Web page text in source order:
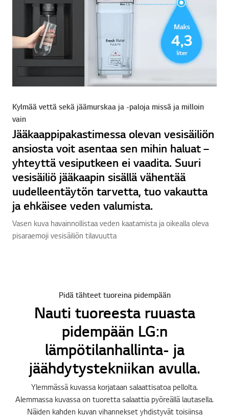
Kylmää vettä sekä jäämurskaa ja -paloja missä ja milloin
vain
Jääkaappipakastimessa olevan vesisäiliön
ansiosta voit asentaa sen mihin haluat –
yhteyttä vesiputkeen ei vaadita. Suuri
vesisäiliö jääkaapin sisällä vähentää
uudelleentäytön tarvetta, tuo vakautta
ja ehkäisee veden valumista.
Vasen kuva havainnollistaa veden kaatamista ja oikealla oleva
pisaraemoji vesisäiliön tilavuutta
Pidä tähteet tuoreina pidempään
Nauti tuoreesta ruuasta
pidempään LG:n
lämpötilanhallinta- ja
jäähdytystekniikan avulla.
Ylemmässä kuvassa korjataan salaattisatoa pellolta.
Alemmassa kuvassa on tuoretta salaattia pyöreällä lautasella.
Näiden kahden kuvan vihannekset yhdistyvät toisiinsa